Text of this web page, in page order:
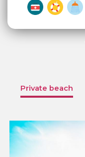
Private beach